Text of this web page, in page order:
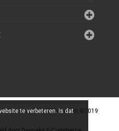
voor uw etablissement ©2019
te verbeteren. Is dat